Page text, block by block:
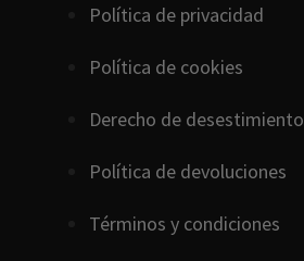
Política de privacidad
Política de cookies
Derecho de desestimiento
Política de devoluciones
Términos y condiciones